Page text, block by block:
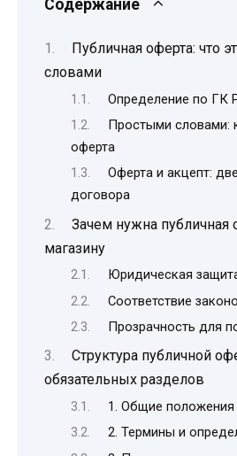
Содержание
Публичная оферта: что
словами
Определение по ГК
Простыми словами:
оферта
Оферта и акцепт:
договора
Зачем нужна публичная
магазину
Юридическая
Соответствие
Прозрачность для
Структура публичной
обязательных разделов
1. Общие положения
2. Термины и